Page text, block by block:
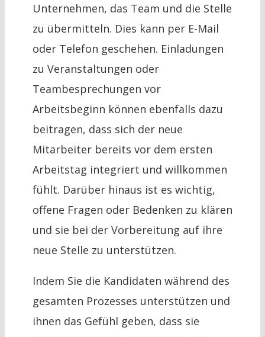
Unternehmen, das Team und die Stelle
zu übermitteln. Dies kann per E-Mail
oder Telefon geschehen. Einladungen
zu Veranstaltungen oder
Teambesprechungen vor
Arbeitsbeginn können ebenfalls dazu
beitragen, dass sich der neue
Mitarbeiter bereits vor dem ersten
Arbeitstag integriert und willkommen
fühlt. Darüber hinaus ist es wichtig,
offene Fragen oder Bedenken zu klären
und sie bei der Vorbereitung auf ihre
neue Stelle zu unterstützen.
Indem Sie die Kandidaten während des
gesamten Prozesses unterstützen und
ihnen das Gefühl geben, dass sie